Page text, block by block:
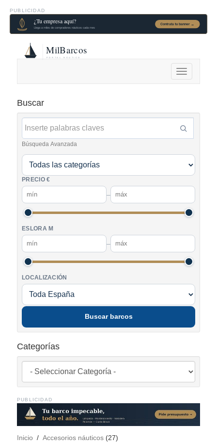
PUBLICIDAD
Alternar
navegación
Buscar
Búsqueda Avanzada
PRECIO €
–
ESLORA M
–
LOCALIZACIÓN
Buscar barcos
Categorías
PUBLICIDAD
Inicio / Accesorios náuticos (27)